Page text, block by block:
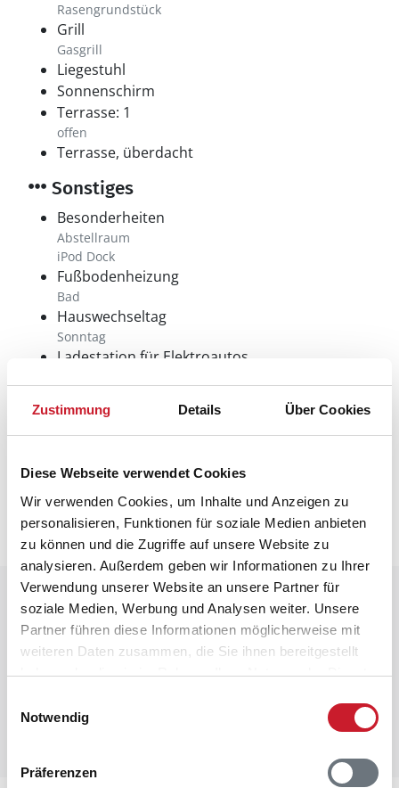
Zustimmung Details Über Cookies
Diese Webseite verwendet Cookies
Wir verwenden Cookies, um Inhalte und Anzeigen zu
personalisieren, Funktionen für soziale Medien anbieten
zu können und die Zugriffe auf unsere Website zu
analysieren. Außerdem geben wir Informationen zu Ihrer
Verwendung unserer Website an unsere Partner für
soziale Medien, Werbung und Analysen weiter. Unsere
Partner führen diese Informationen möglicherweise mit
weiteren Daten zusammen, die Sie ihnen bereitgestellt
haben oder die sie im Rahmen Ihrer Nutzung der Dienste
Notwendig
Präferenzen
Rasengrundstück
Grill
Gasgrill
Liegestuhl
Sonnenschirm
Terrasse: 1
offen
Terrasse, überdacht
Sonstiges
Besonderheiten
Abstellraum
iPod Dock
Fußbodenheizung
Bad
Hauswechseltag
Sonntag
Ladestation für Elektroautos
Die aktuellen Verbrauchskosten finden Sie im
nächsten Schritt im Buchungsformular.
Raumaufteilung